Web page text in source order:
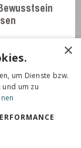
auf
×
um Dienste bzw.
um zu